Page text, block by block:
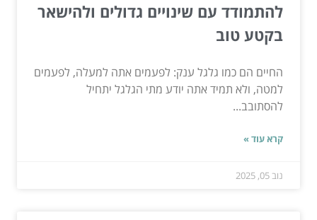
להתמודד עם שינויים גדולים ולהישאר
בקטע טוב
החיים הם כמו גלגל ענק: לפעמים אתה למעלה, לפעמים
למטה, ולא תמיד אתה יודע מתי הגלגל יתחיל
להסתובב...
קרא עוד »
נוב 05, 2025